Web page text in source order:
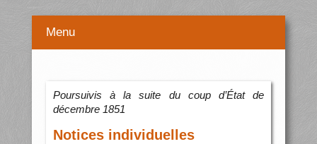
Menu
Poursuivis à la suite du coup d’État de
décembre 1851
Notices individuelles